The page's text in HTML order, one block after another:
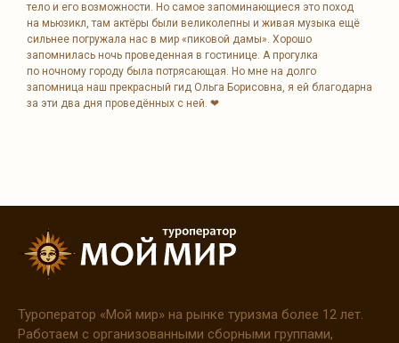
тело и его возможности. Но самое запоминающиеся это поход
на мьюзикл, там актëры были великолепны и живая музыка ещë
сильнее погружала нас в мир «пиковой дамы». Хорошо
запомнилась ночь проведенная в гостинице. А прогулка
по ночному городу была потрясающая. Но мне на долго
запомница наш прекрасный гид Ольга Борисовна, я ей благодарна
за эти два дня проведëнных с ней. ❤
Туроператор «Мой мир» на рынке туризма более 12 лет.
Работаем с организованными сборными группами,